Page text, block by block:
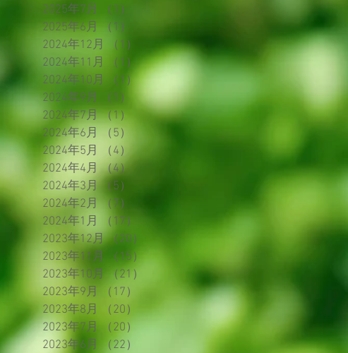
2025年7月
（1）
2025年6月
（1）
2024年12月
（1）
1件の記事
2024年11月
（1）1件の記事
2024年10月
（1）
1件の記事
2024年9月
（1）
1件の記事
2024年7月 （1）
1件の記事
2024年6月
（5）
2024年5月
（4）
2024年4月 （4）
2024年3月
（5）
2024年2月 （7）
2024年1月
（17）
2023年12月 （20）
2023年11月
（15）
2023年10月
（21）
21件の記事
2023年9月
（17）
17件の記事
2023年8月
（20）
20件の記事
2023年7月
（20）
2023年6月
（22）